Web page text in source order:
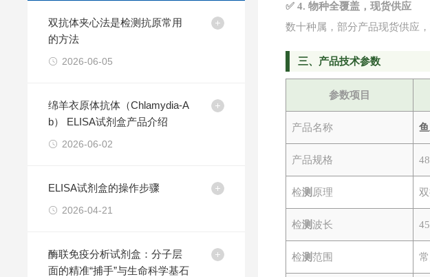
双抗体夹心法是检测抗原常用
的方法
2026-06-05
绵羊衣原体抗体（Chlamydia-A
b） ELISA试剂盒产品介绍
2026-06-02
ELISA试剂盒的操作步骤
2026-04-21
酶联免疫分析试剂盒：分子层
面的精准“捕手”与生命科学基石
✅ 4. 物种全覆盖，现货供应
数十种属，部分产品现货供应
三、产品技术参数
参数项目
产品名称
产品规格
检测 原理
检测波长
检测范围